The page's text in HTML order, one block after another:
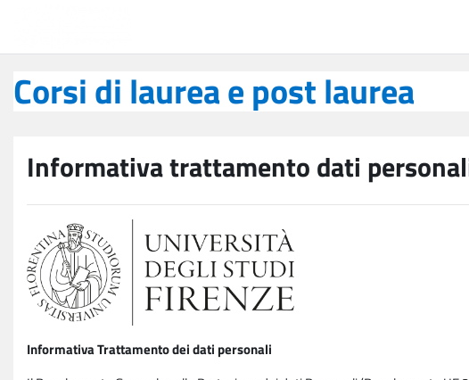
Corsi di laurea e post laurea
Informativa trattamento dati
Informativa Trattamento dei dati personali